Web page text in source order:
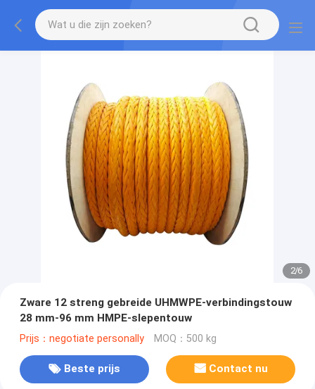
2/6
Zware 12 streng gebreide UHMWPE-verbindingstouw
28 mm-96 mm HMPE-slepentouw
Prijs：negotiate personally MOQ：500 kg
Beste prijs Contact nu